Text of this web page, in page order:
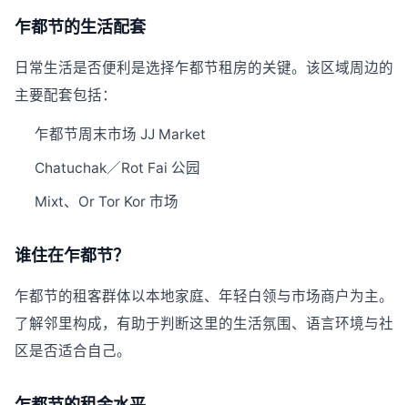
乍都节的生活配套
日常生活是否便利是选择乍都节租房的关键。该区域周边的
主要配套包括：
乍都节周末市场 JJ Market
Chatuchak／Rot Fai 公园
Mixt、Or Tor Kor 市场
谁住在乍都节？
乍都节的租客群体以本地家庭、年轻白领与市场商户为主。
了解邻里构成，有助于判断这里的生活氛围、语言环境与社
区是否适合自己。